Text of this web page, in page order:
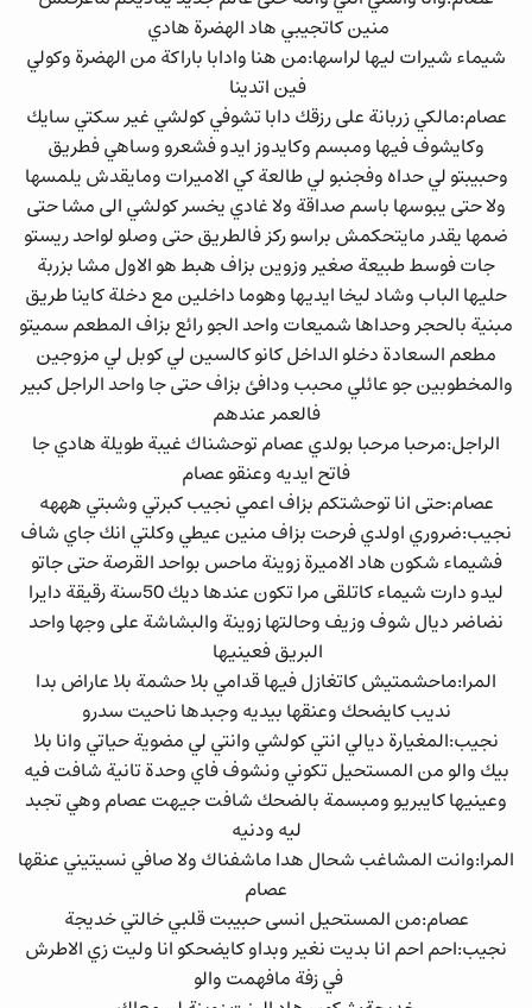
منين كاتجيبي هاد الهضرة هادي
شيماء شيرات ليها لراسها:من هنا وادابا باراكة من الهضرة وكولي
فين اتدينا
عصام:مالكي زربانة على رزقك دابا تشوفي كولشي غير سكتي سايك
وكايشوف فيها ومبسم وكايدوز ايدو فشعرو وساهي فطريق
وحبيبتو لي حداه وفجنبو لي طالعة كي الاميرات ومايقدش يلمسها
ولا حتى يبوسها باسم صداقة ولا غادي يخسر كولشي الى مشا حتى
ضمها يقدر مايتحكمش براسو ركز فالطريق حتى وصلو لواحد ريستو
جات فوسط طبيعة صغير وزوين بزاف هبط هو الاول مشا بزربة
حليها الباب وشاد ليخا ايديها وهوما داخلين مع دخلة كاينا طريق
مبنية بالحجر وحداها شميعات واحد الجو رائع بزاف المطعم سميتو
مطعم السعادة دخلو الداخل كانو كالسين لي كوبل لي مزوجين
والمخطوبين جو عائلي محبب ودافئ بزاف حتى جا واحد الراجل كبير
فالعمر عندهم
الراجل:مرحبا مرحبا بولدي عصام توحشناك غيبة طويلة هادي جا
فاتح ايديه وعنقو عصام
عصام:حتى انا توحشتكم بزاف اعمي نجيب كبرتي وشبتي هههه
نجيب:ضروري اولدي فرحت بزاف منين عيطي وكلتي انك جاي شاف
فشيماء شكون هاد الاميرة زوينة ماحس بواحد القرصة حتى جاتو
ليدو دارت شيماء كاتلقى مرا تكون عندها ديك 50سنة رقيقة دايرا
نضاضر ديال شوف وزيف وحالتها زوينة والبشاشة على وجها واحد
البريق فعينيها
المرا:ماحشمتيش كاتغازل فيها قدامي بلا حشمة بلا عاراض بدا
نديب كايضحك وعنقها بيديه وجبدها ناحيت سدرو
نجيب:المغيارة ديالي انتي كولشي وانتي لي مضوية حياتي وانا بلا
بيك والو من المستحيل تكوني ونشوف فاي وحدة تانية شافت فيه
وعينيها كايبريو ومبسمة بالضحك شافت جيهت عصام وهي تجبد
ليه ودنيه
المرا:وانت المشاغب شحال هدا ماشفناك ولا صافي نسيتيني عنقها
عصام
عصام:من المستحيل انسى حبيبت قلبي خالتي خديجة
نجيب:احم احم انا بديت نغير وبداو كايضحكو انا وليت زي الاطرش
في زفة مافهمت والو